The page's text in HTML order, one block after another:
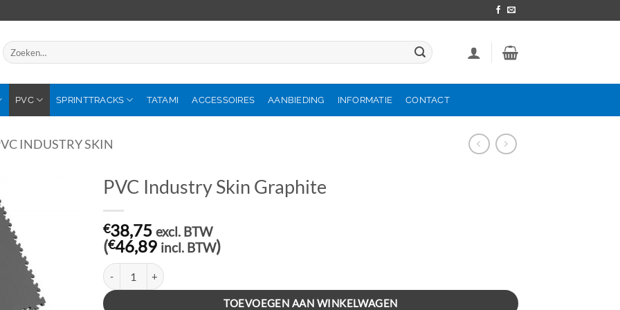
Zoeken
naar:
PVC SPRINTTRACKS TATAMI ACCESSOIRES AANBIEDING INFORMATIE CONTACT
INDUSTRY SKIN
PVC Industry Skin Graphite
€38,75 excl. BTW
(€46,89 incl. BTW)
PVC Industry Skin Graphite aantal
TOEVOEGEN AAN WINKELWAGEN